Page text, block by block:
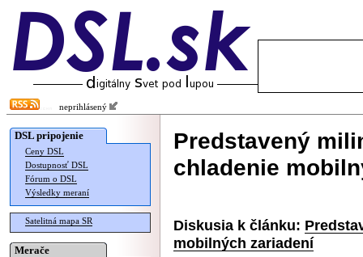
neprihlásený
DSL pripojenie
Ceny DSL
Dostupnosť DSL
Fórum o DSL
Výsledky meraní
Satelitná mapa SR
Merače
Predstavený
chladenie
Diskusia k článku:
mobilných zariadení